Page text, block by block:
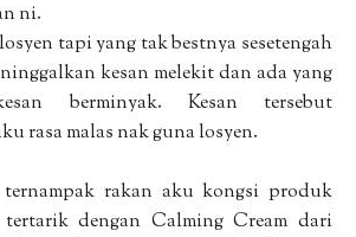
ni.
tapi yang tak bestnya sesetengah
kesan melekit dan ada yang
berminyak. Kesan tersebut
rasa malas nak guna losyen.
rakan aku kongsi produk
dengan Calming Cream dari